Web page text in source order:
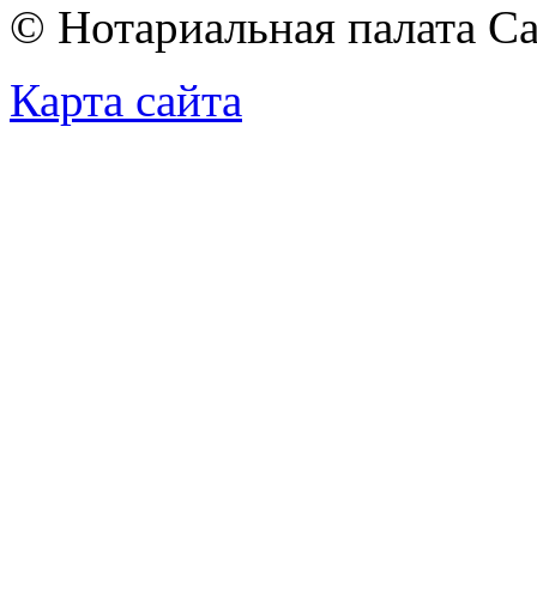
© Нотариальная палата
Карта сайта